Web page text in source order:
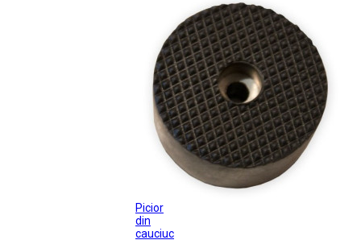
Picior
din
cauciuc